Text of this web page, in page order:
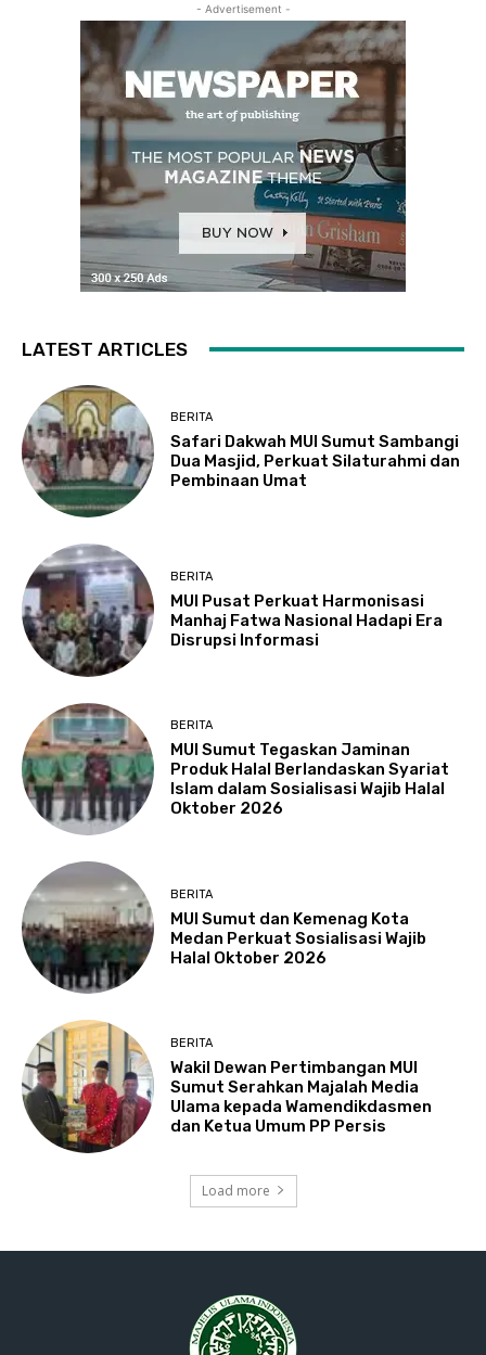
- Advertisement -
LATEST ARTICLES
BERITA
Safari Dakwah MUI Sumut Sambangi
Dua Masjid, Perkuat Silaturahmi dan
Pembinaan Umat
BERITA
MUI Pusat Perkuat Harmonisasi
Manhaj Fatwa Nasional Hadapi Era
Disrupsi Informasi
BERITA
MUI Sumut Tegaskan Jaminan
Produk Halal Berlandaskan Syariat
Islam dalam Sosialisasi Wajib Halal
Oktober 2026
BERITA
MUI Sumut dan Kemenag Kota
Medan Perkuat Sosialisasi Wajib
Halal Oktober 2026
BERITA
Wakil Dewan Pertimbangan MUI
Sumut Serahkan Majalah Media
Ulama kepada Wamendikdasmen
dan Ketua Umum PP Persis
Load more